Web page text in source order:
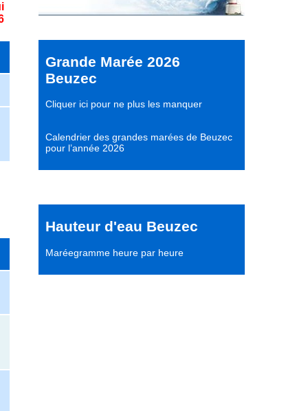
Grande Marée 2026
Beuzec
Cliquer ici pour ne plus les manquer
Calendrier des grandes marées de Beuzec
pour l’année 2026
Hauteur d'eau Beuzec
Maréegramme heure par heure